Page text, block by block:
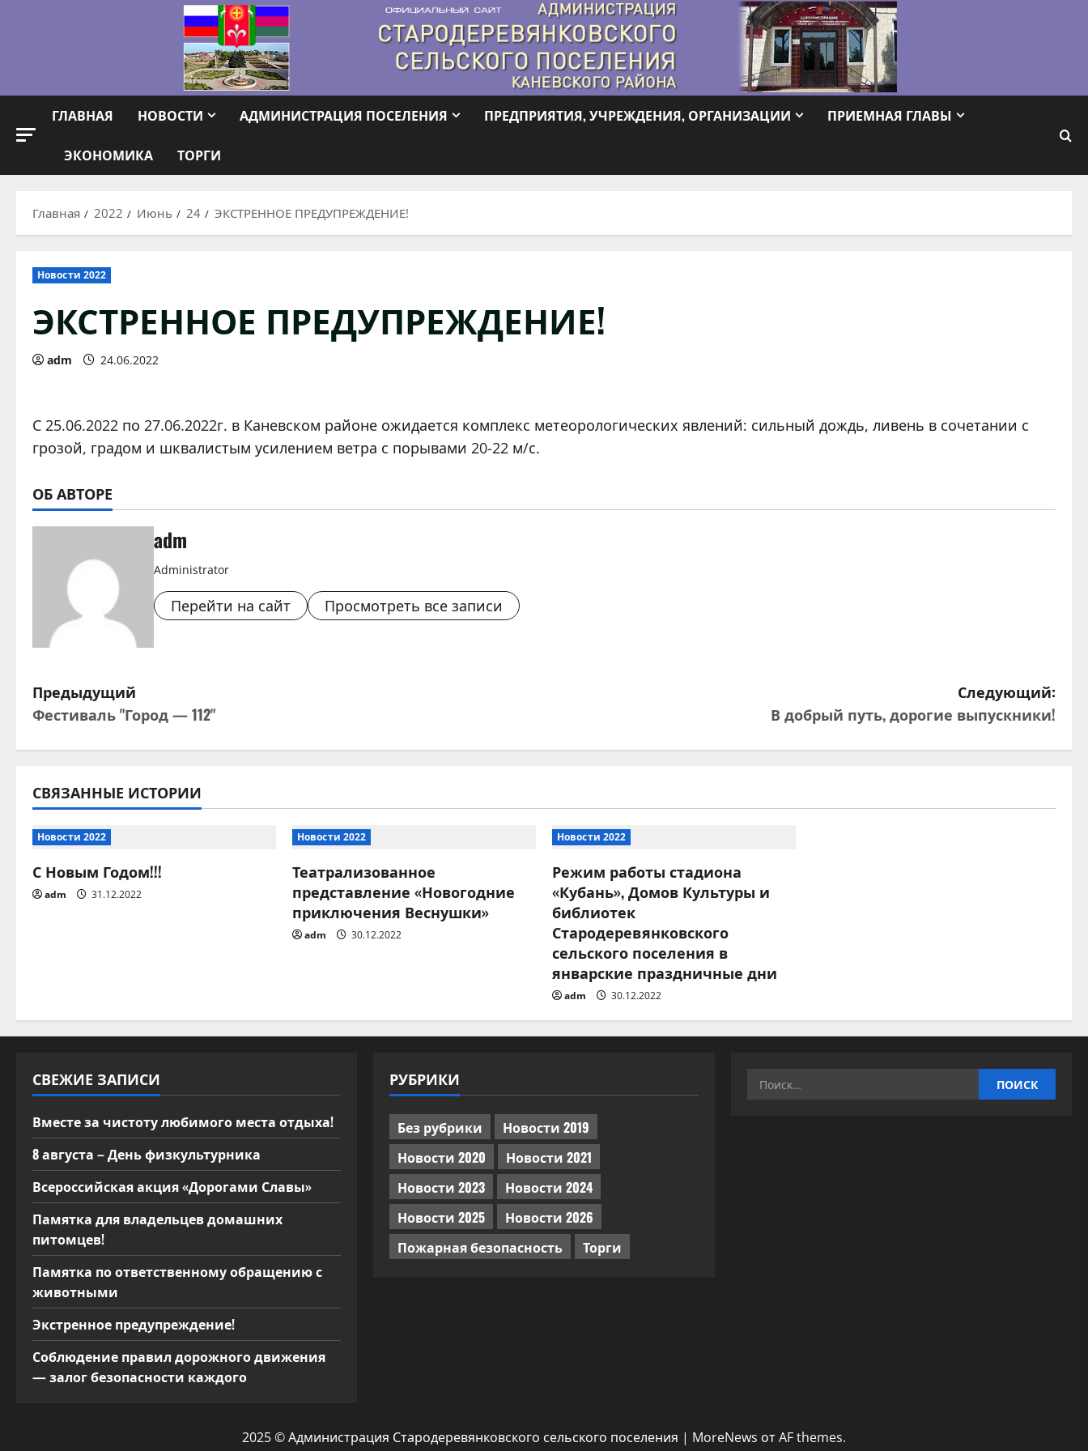
ГЛАВНАЯ НОВОСТИ АДМИНИСТРАЦИЯ ПОСЕЛЕНИЯ ПРЕДПРИЯТИЯ, УЧРЕЖДЕНИЯ, ОРГАНИЗАЦИИ ПРИЕМНАЯ ГЛАВЫ
ЭКОНОМИКА ТОРГИ
Главная 2022 Июнь 24 ЭКСТРЕННОЕ ПРЕДУПРЕЖДЕНИЕ!
Новости 2022
ЭКСТРЕННОЕ ПРЕДУПРЕЖДЕНИЕ!
adm 24.06.2022
С 25.06.2022 по 27.06.2022г. в Каневском районе ожидается комплекс метеорологических явлений: сильный дождь, ливень в сочетании с
грозой, градом и шквалистым усилением ветра с порывами 20-22 м/с.
ОБ АВТОРЕ
adm
Administrator
Перейти на сайт Просмотреть все записи
Н
а
в
и
г
а
ц
о
з
а
п
и
с
я
м
Предыдущий
Фестиваль "Город — 112"
Следующий:
В добрый путь, дорогие выпускники!
СВЯЗАННЫЕ ИСТОРИИ
Новости 2022
С Новым Годом!!!
adm 31.12.2022
Новости 2022
Театрализованное
представление «Новогодние
приключения Веснушки»
adm 30.12.2022
Новости 2022
Режим работы стадиона
«Кубань», Домов Культуры и
библиотек
Стародеревянковского
сельского поселения в
январские праздничные дни
adm 30.12.2022
СВЕЖИЕ ЗАПИСИ
Вместе за чистоту любимого места отдыха!
8 августа – День физкультурника
Всероссийская акция «Дорогами Славы»
Памятка для владельцев домашних
питомцев!
Памятка по ответственному обращению с
животными
Экстренное предупреждение!
Соблюдение правил дорожного движения
— залог безопасности каждого
РУБРИКИ
Без рубрики
Новости 2019
Новости 2020
Новости 2021
Новости 2023
Новости 2024
Новости 2025
Новости 2026
Пожарная безопасность
Торги
Найти:
2025 © Администрация Стародеревянковского сельского поселения | MoreNews от AF themes.